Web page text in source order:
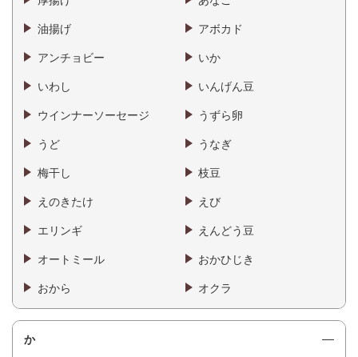
油揚げ アボカド
アンチョビー いか
いわし いんげん豆
ウインナーソーセージ うずら卵
うど うなぎ
梅干し 枝豆
えのきたけ えび
エリンギ えんどう豆
オートミール おかひじき
おから オクラ
か